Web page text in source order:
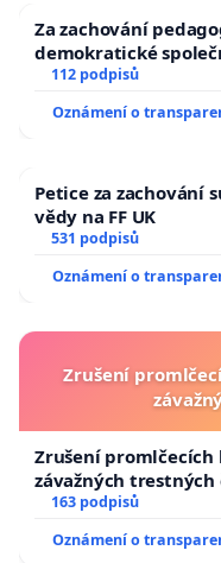
Za zachování
demokratické
112 podpisů
Oznámení o
Petice za zachování
vědy na FF UK
531 podpisů
Oznámení o
Zrušení
Zrušení promlčecích
závažných trestných
163 podpisů
Oznámení o